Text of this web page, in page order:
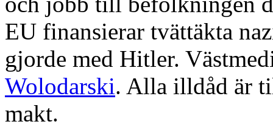
EU finansierar tvättäkta
gjorde med Hitler.
Wolodarski. Alla illdåd är
makt.